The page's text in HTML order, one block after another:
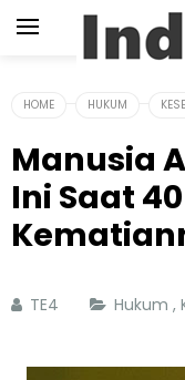
HOME HUKUM
Manusia
Ini Saat
TE4 Hukum ,